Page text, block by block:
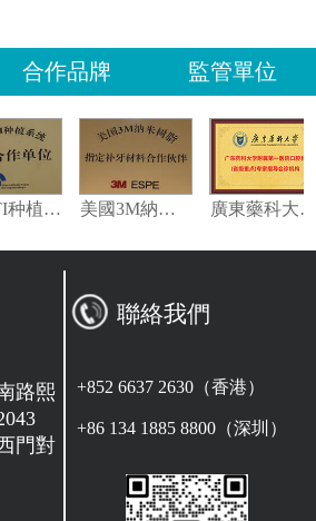
合作品牌 監管單位
瑞士ITI种植系统技术合作单位
路熙
門對
聯絡我們
+852 6637 2630（香港）
+86 134 1885 8800（深圳）